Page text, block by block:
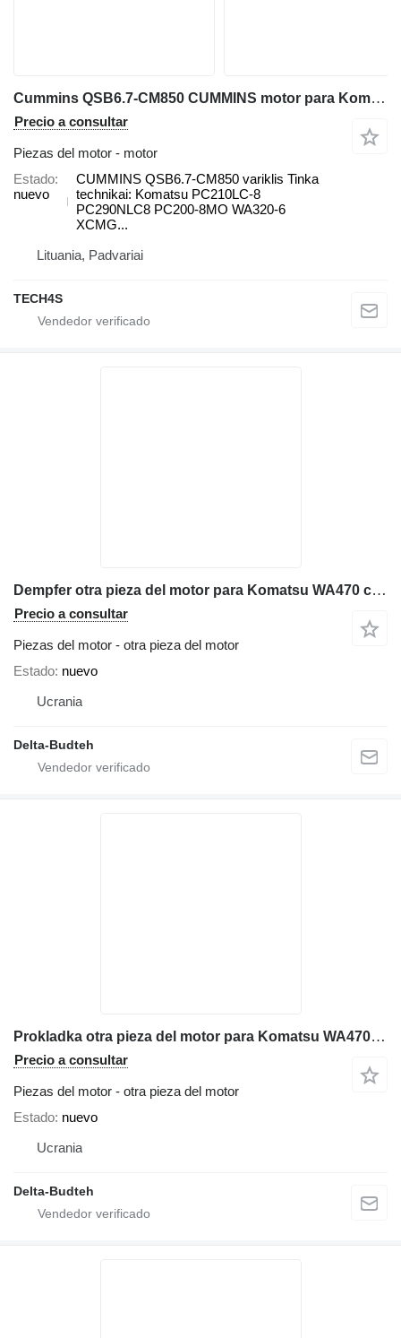
Cummins QSB6.7-CM850 CUMMINS motor para Komatsu PC210LC-8, PC290NLC8, WA320-6 excavadora
Precio a consultar
Piezas del motor - motor
Estado
nuevo
CUMMINS QSB6.7-CM850 variklis Tinka
technikai: Komatsu PC210LC-8
PC290NLC8 PC200-8MO WA320-6
XCMG...
Lituania, Padvariai
TECH4S
Dempfer otra pieza del motor para Komatsu WA470 cargadora de ruedas
Precio a consultar
Piezas del motor - otra pieza del motor
Estado nuevo
Ucrania
Delta-Budteh
Prokladka otra pieza del motor para Komatsu WA470 cargadora de ruedas
Precio a consultar
Piezas del motor - otra pieza del motor
Estado nuevo
Ucrania
Delta-Budteh